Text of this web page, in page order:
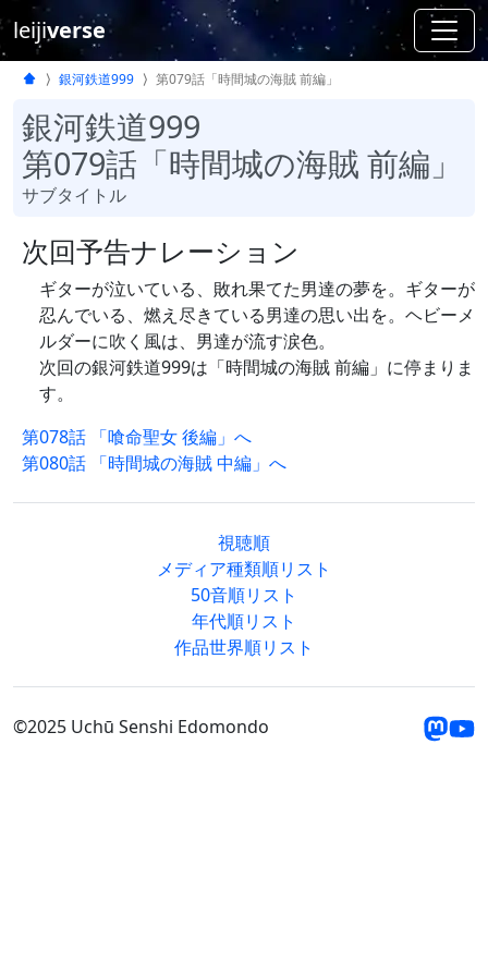
leijiverse
銀河鉄道999 第079話「時間城の海賊 前編」
銀河鉄道999
第079話「時間城の海賊 前編」
サブタイトル
次回予告ナレーション
ギターが泣いている、敗れ果てた男達の夢を。ギターが
忍んでいる、燃え尽きている男達の思い出を。ヘビーメ
ルダーに吹く風は、男達が流す涙色。
次回の銀河鉄道999は「時間城の海賊 前編」に停まりま
す。
第078話 「喰命聖女 後編」へ
第080話 「時間城の海賊 中編」へ
視聴順
メディア種類順リスト
50音順リスト
年代順リスト
作品世界順リスト
©2025 Uchū Senshi Edomondo